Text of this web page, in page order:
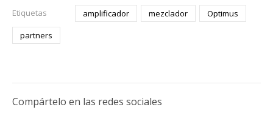
Etiquetas amplificador mezclador
Optimus
partners
Compártelo en las redes sociales